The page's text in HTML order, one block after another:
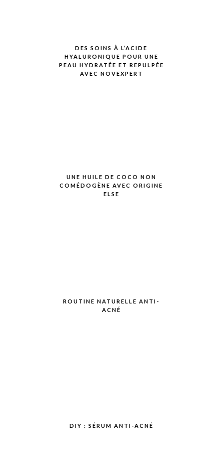
DES SOINS À L’ACIDE
HYALURONIQUE POUR UNE
PEAU HYDRATÉE ET REPULPÉE
AVEC NOVEXPERT
UNE HUILE DE COCO NON
COMÉDOGÈNE AVEC ORIGINE
ELSE
ROUTINE NATURELLE ANTI-
ACNÉ
DIY : SÉRUM ANTI-ACNÉ